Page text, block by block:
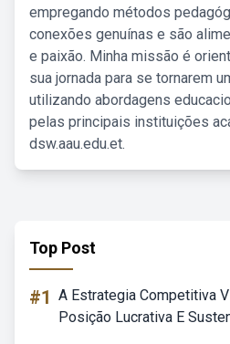
empregando métodos
conexões genuínas e são
e paixão. Minha missão é
sua jornada para se tornarem
utilizando abordagens
pelas principais instituições
dsw.aau.edu.et.
Top Post
#1 A Estrategia Competitiva
Posição Lucrativa E